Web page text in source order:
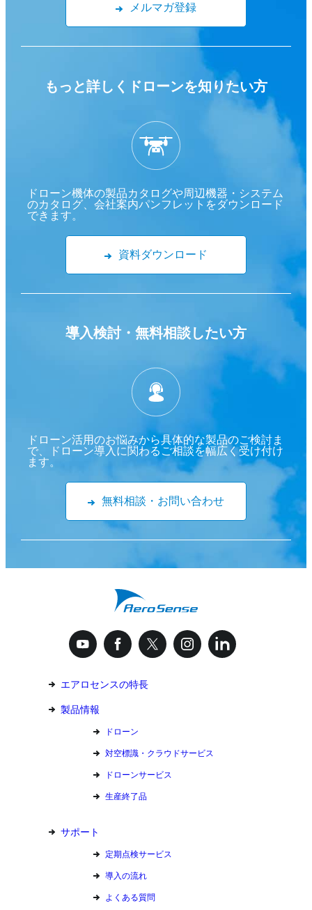
メルマガ登録
もっと詳しくドローンを知りたい方
ドローン機体の製品カタログや周辺機器・システム
のカタログ、会社案内パンフレットをダウンロード
できます。
資料ダウンロード
導入検討・ 無料相談したい方
ドローン活用のお悩みから具体的な製品のご検討ま
で、ドローン導入に関わるご相談を幅広く受け付け
ます。
無料相談・お問い合わせ
エアロセンスの特長
製品情報
ドローン
対空標識・クラウドサービス
ドローンサービス
生産終了品
サポート
定期点検サービス
導入の流れ
よくある質問